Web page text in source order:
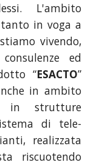
L'ambito
in voga a
vivendo,
ed
“ESACTO”
in ambito
in strutture
di tele-
realizzata
riscuotendo